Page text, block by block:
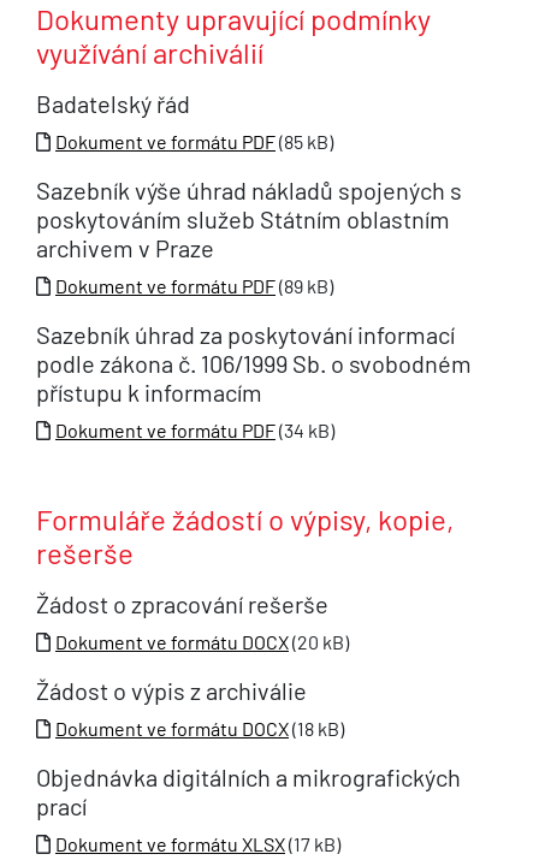
Dokumenty upravující podmínky
využívání archiválií
Badatelský řád
Dokument ve formátu PDF(85 kB)
Sazebník výše úhrad nákladů spojených s
poskytováním služeb Státním oblastním
archivem v Praze
Dokument ve formátu PDF(89 kB)
Sazebník úhrad za poskytování informací
podle zákona č. 106/1999 Sb. o svobodném
přístupu k informacím
Dokument ve formátu PDF(34 kB)
Formuláře žádostí o výpisy, kopie,
rešerše
Žádost o zpracování rešerše
Dokument ve formátu DOCX(20 kB)
Žádost o výpis z archiválie
Dokument ve formátu DOCX(18 kB)
Objednávka digitálních a mikrografických
prací
Dokument ve formátu XLSX(17 kB)